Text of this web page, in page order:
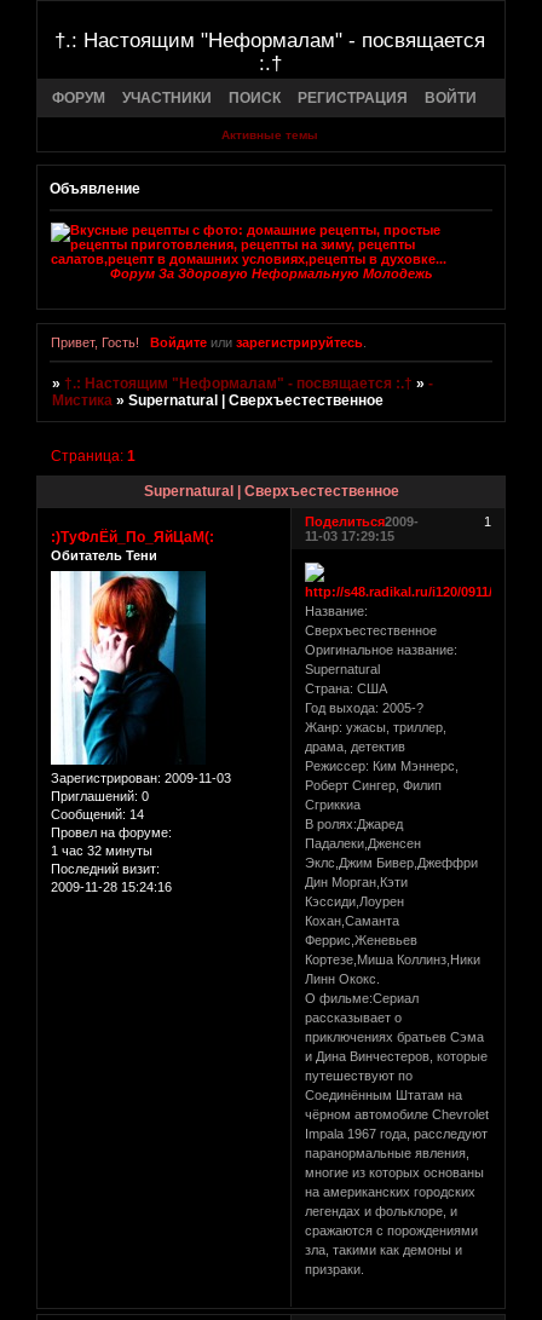
†.: Настоящим "Неформалам" - посвящается
:.†
ФОРУМ УЧАСТНИКИ ПОИСК РЕГИСТРАЦИЯ ВОЙТИ
Активные темы
Объявление
Форум За Здоровую Неформальную Молодежь
Привет, Гость! Войдитеили зарегистрируйтесь.
»†.: Настоящим "Неформалам" - посвящается :.† »-
Мистика »Supernatural | Сверхъестественное
Supernatural | Сверхъестественное
Страница:1
Поделиться 1
2009-
11-03 17:29:15
:)ТуФлЁй_По_ЯйЦаМ(:
Обитатель Тени
Зарегистрирован: 2009-11-03
Приглашений: 0
Сообщений: 14
Провел на форуме:
1 час 32 минуты
Последний визит:
2009-11-28 15:24:16
Название:
Сверхъестественное
Оригинальное название:
Supernatural
Страна: США
Год выхода: 2005-?
Жанр: ужасы, триллер,
драма, детектив
Режиссер: Ким Мэннерс,
Роберт Сингер, Филип
Сгриккиа
В ролях:Джаред
Падалеки,Дженсен
Эклс,Джим Бивер,Джеффри
Дин Морган,Кэти
Кэссиди,Лоурен
Кохан,Саманта
Феррис,Женевьев
Кортезе,Миша Коллинз,Ники
Линн Ококс.
О фильме:Сериал
рассказывает о
приключениях братьев Сэма
и Дина Винчестеров, которые
путешествуют по
Соединённым Штатам на
чёрном автомобиле Chevrolet
Impala 1967 года, расследуют
паранормальные явления,
многие из которых основаны
на американских городских
легендах и фольклоре, и
сражаются с порождениями
зла, такими как демоны и
призраки.